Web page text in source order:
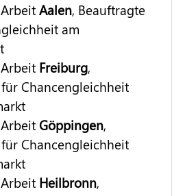
Aalen, Beauftragte
am
Freiburg,
Chancengleichheit
Göppingen,
Chancengleichheit
Heilbronn,